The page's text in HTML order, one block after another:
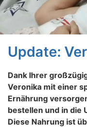
Update:
Dank Ihrer
Veronika mit einer
Ernährung
bestellen und in die
Diese Nahrung ist